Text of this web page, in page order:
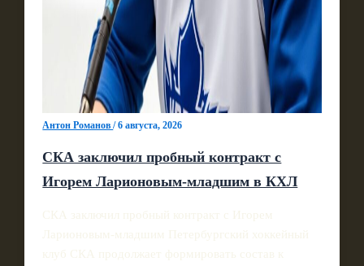
Антон Романов/6 августа, 2026
СКА заключил пробный контракт с
Игорем Ларионовым‑младшим в КХЛ
СКА заключил пробный контракт с Игорем
Ларионовым‑младшим Петербургский хоккейный
клуб СКА продолжает формировать состав к